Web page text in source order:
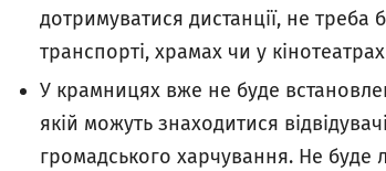
дотримуватися дистанції, не
транспорті, храмах чи у
У крамницях вже не буде
якій можуть знаходитися
громадського харчування. Не буде